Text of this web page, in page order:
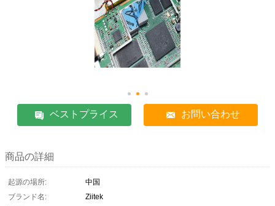
ベストプライス お問い合わせ
商品の詳細
起源の場所:
中国
ブランド名:
Ziitek